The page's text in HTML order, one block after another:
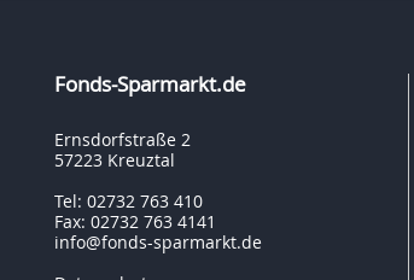
Fonds-Sparmarkt.de
Ernsdorfstraße 2
57223 Kreuztal
Tel: 02732 763 410
Fax: 02732 763 4141
info@fonds-sparmarkt.de